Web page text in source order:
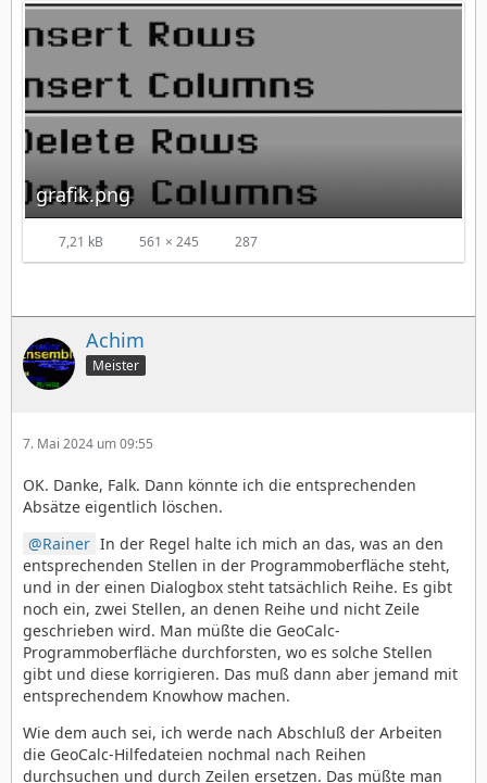
grafik.png
7,21 kB 561 × 245 287
Achim
Meister
7. Mai 2024 um 09:55
OK. Danke, Falk. Dann könnte ich die entsprechenden
Absätze eigentlich löschen.
Rainer In der Regel halte ich mich an das, was an den
entsprechenden Stellen in der Programmoberfläche steht,
und in der einen Dialogbox steht tatsächlich Reihe. Es gibt
noch ein, zwei Stellen, an denen Reihe und nicht Zeile
geschrieben wird. Man müßte die GeoCalc-
Programmoberfläche durchforsten, wo es solche Stellen
gibt und diese korrigieren. Das muß dann aber jemand mit
entsprechendem Knowhow machen.
Wie dem auch sei, ich werde nach Abschluß der Arbeiten
die GeoCalc-Hilfedateien nochmal nach Reihen
durchsuchen und durch Zeilen ersetzen. Das müßte man